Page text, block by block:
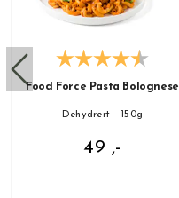
Food Force Pasta Bolognese
Dehydrert - 150g
49 ,-